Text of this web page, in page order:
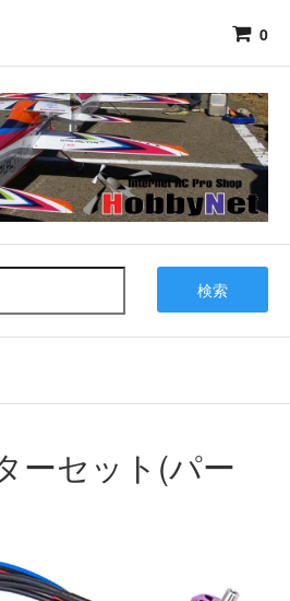
0
検索
ーセット(パー